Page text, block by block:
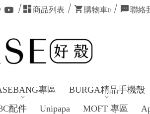
商品列表 購物車0 聯絡
專區 BURGA精品手機殼
配件 Unipapa MOFT 專區